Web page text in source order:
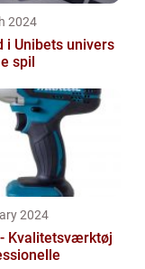
2024
i Unibets univers
spil
2024
Kvalitetsværktøj